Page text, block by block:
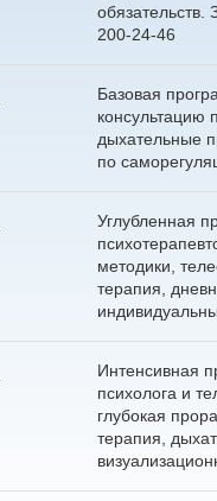
200-24-46
Базовая
консультацию
дыхательные
по
Углубленная
методики,
терапия,
Интенсивная
психолога и
глубокая
терапия,